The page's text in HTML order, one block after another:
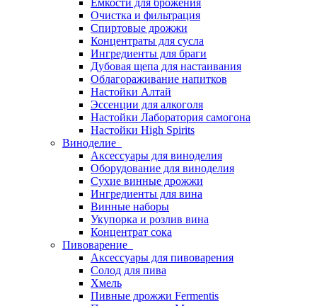
Емкости для брожения
Очистка и фильтрация
Спиртовые дрожжи
Концентраты для сусла
Ингредиенты для браги
Дубовая щепа для настаивания
Облагораживание напитков
Настойки Алтай
Эссенции для алкоголя
Настойки Лаборатория самогона
Настойки High Spirits
Виноделие
Аксессуары для виноделия
Оборудование для виноделия
Сухие винные дрожжи
Ингредиенты для вина
Винные наборы
Укупорка и розлив вина
Концентрат сока
Пивоварение
Аксессуары для пивоварения
Солод для пива
Хмель
Пивные дрожжи Fermentis